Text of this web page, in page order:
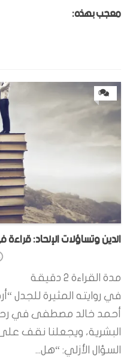
معجب بهذه:
0
الدين وتساؤلات الإلحاد:
مدة القراءة 2 دقيقة
في روايته المثيرة للجدل
أحمد خالد مصطفى في
البشرية، ويجعلنا نقف
السؤال الأزلي: “هل...